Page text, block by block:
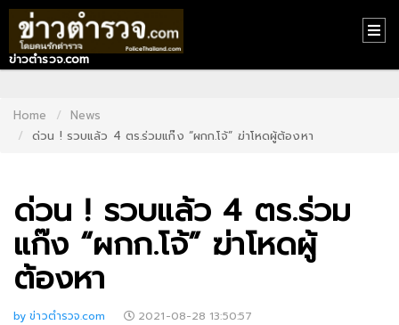
HOME
CONTACT
US
US
RECOMMEND
NEWS
LOGIN
ข่าวตำรวจ.com
Home
News
ด่วน ! รวบแล้ว 4 ตร.ร่วมแก๊ง “ผกก.โจ้” ฆ่าโหดผู้ต้องหา
ด่วน ! รวบแล้ว 4 ตร.ร่วม
แก๊ง “ผกก.โจ้” ฆ่าโหดผู้
ต้องหา
by ข่าวตำรวจ.com 2021-08-28 13:50:57